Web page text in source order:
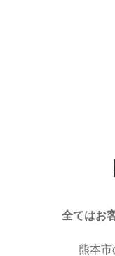
全てはお
熊本